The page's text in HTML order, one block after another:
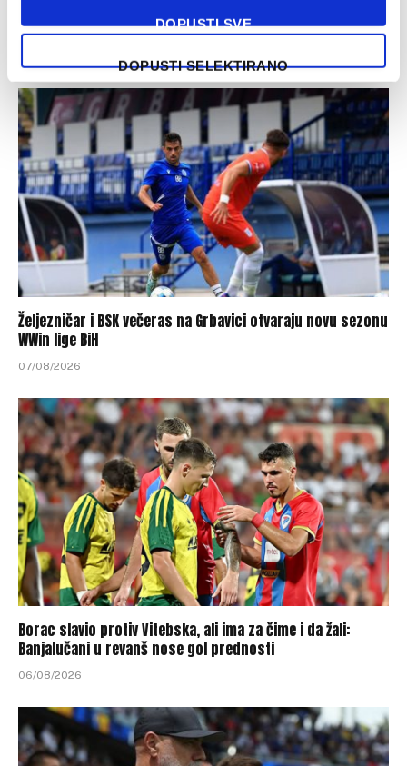
DOPUSTI SVE
DOPUSTI SELEKTIRANO
Marinović: Sada se trebamo odmoriti i spremiti za Velež
Željezničar i BSK večeras na Grbavici otvaraju novu sezonu
WWin lige BiH
07/08/2026
Borac slavio protiv Vitebska, ali ima za čime i da žali:
Banjalučani u revanš nose gol prednosti
06/08/2026